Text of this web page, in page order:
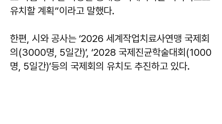
유치할 계획”이라고 말했다.
한편, 시와 공사는 ‘2026 세계작업치료사연맹 국제회
의(3000명, 5일간)’, ‘2028 국제진균학술대회(1000
명, 5일간)’등의 국제회의 유치도 추진하고 있다.